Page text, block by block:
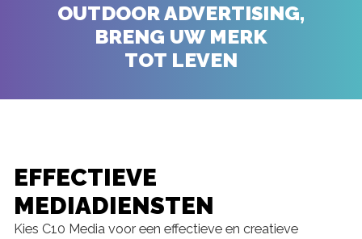
OUTDOOR ADVERTISING,
BRENG UW MERK
TOT LEVEN
EFFECTIEVE
MEDIADIENSTEN
Kies C10 Media voor een effectieve en creatieve